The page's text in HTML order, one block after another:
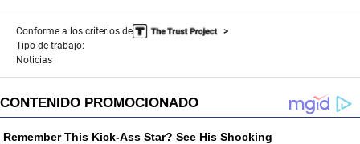
Conforme a los criterios de
Tipo de trabajo:
Noticias